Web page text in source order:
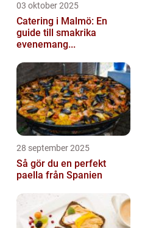
03 oktober 2025
Catering i Malmö: En
guide till smakrika
evenemang...
28 september 2025
Så gör du en perfekt
paella från Spanien